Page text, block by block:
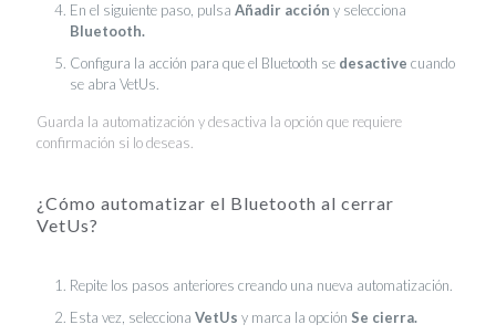
En el siguiente paso, pulsa Añadir acción y selecciona
Bluetooth.
Configura la acción para que el Bluetooth se desactive cuando
se abra VetUs.
Guarda la automatización y desactiva la opción que requiere
confirmación si lo deseas.
¿Cómo automatizar el Bluetooth al cerrar
VetUs?
Repite los pasos anteriores creando una nueva automatización.
Esta vez, selecciona VetUs y marca la opción Se cierra.